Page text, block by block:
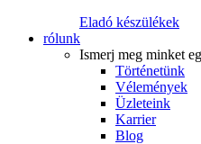
Eladó készülékek
rólunk
Ismerj meg minket
Történetünk
Vélemények
Üzleteink
Karrier
Blog